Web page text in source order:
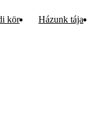
kör Házunk tája